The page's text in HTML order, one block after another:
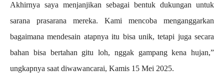
Akhirnya saya menjanjikan sebagai bentuk dukungan untuk
sarana prasarana mereka. Kami mencoba menganggarkan
bagaimana mendesain atapnya itu bisa unik, tetapi juga secara
bahan bisa bertahan gitu loh, nggak gampang kena hujan,”
ungkapnya saat diwawancarai, Kamis 15 Mei 2025.